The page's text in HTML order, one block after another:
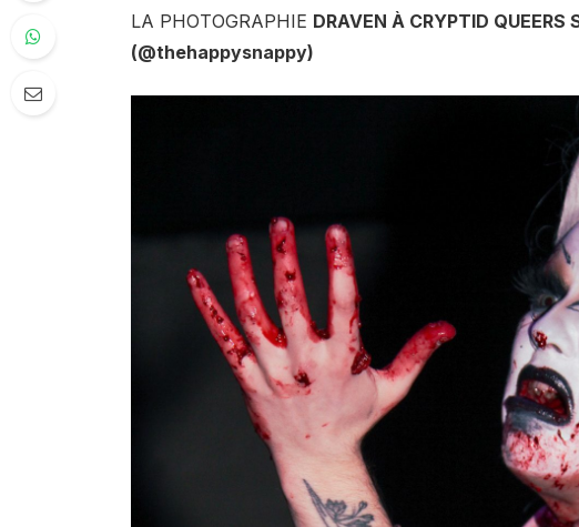
LA PHOTOGRAPHIE DRAVEN À CRYPTID QUEERS
(@thehappysnappy)